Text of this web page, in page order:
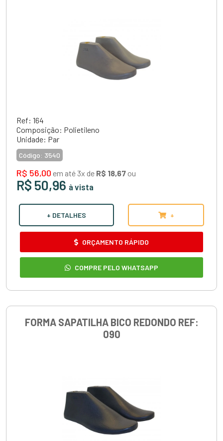
Ref: 164
Composição: Polietileno
Unidade: Par
Código: 3540
R$ 56,00 em até 3x de R$ 18,67 ou
R$ 50,96 à vista
+ DETALHES +
ORÇAMENTO RÁPIDO
COMPRE PELO WHATSAPP
FORMA SAPATILHA BICO REDONDO REF:
090